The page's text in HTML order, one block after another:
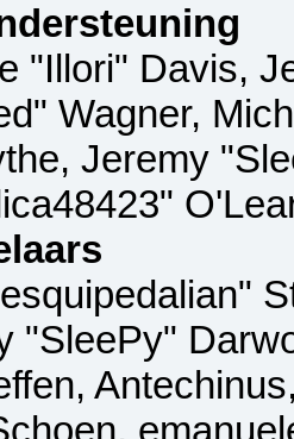
"Illori" Davis,
Wagner,
Jeremy
"SleePy"